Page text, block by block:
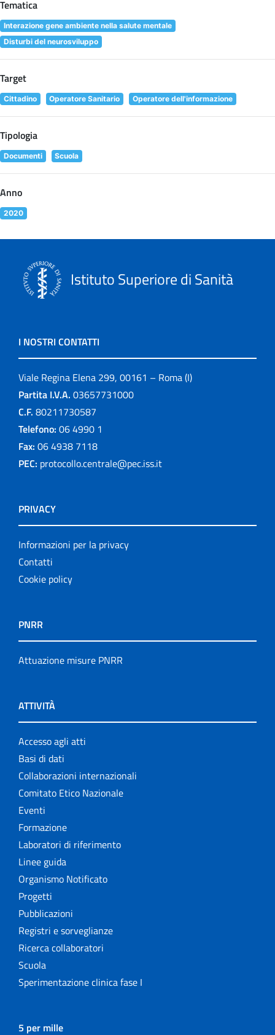
Tematica
Interazione gene ambiente nella salute mentale
Disturbi del neurosviluppo
Target
Cittadino Operatore Sanitario Operatore dell'informazione
Tipologia
Documenti Scuola
Anno
2020
Istituto Superiore di Sanità
I NOSTRI CONTATTI
Viale Regina Elena 299, 00161 – Roma (I)
Partita I.V.A. 03657731000
C.F. 80211730587
Telefono: 06 4990 1
Fax: 06 4938 7118
PEC: protocollo.centrale@pec.iss.it
PRIVACY
Informazioni per la privacy
Contatti
Cookie policy
PNRR
Attuazione misure PNRR
ATTIVITÀ
Accesso agli atti
Basi di dati
Collaborazioni internazionali
Comitato Etico Nazionale
Eventi
Formazione
Laboratori di riferimento
Linee guida
Organismo Notificato
Progetti
Pubblicazioni
Registri e sorveglianze
Ricerca collaboratori
Scuola
Sperimentazione clinica fase I
5 per mille